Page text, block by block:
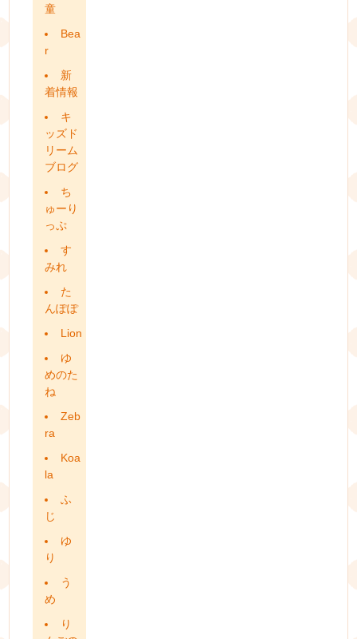
童
Bea
r
新
着情報
キ
ッズド
リーム
ブログ
ち
ゅーり
っぷ
す
みれ
た
んぽぽ
Lion
ゆ
めのた
ね
Zeb
ra
Koa
la
ふ
じ
ゆ
り
う
め
り